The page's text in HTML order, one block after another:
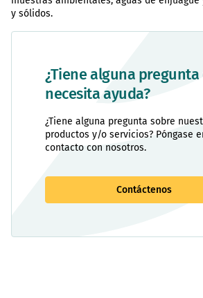
y sólidos.
¿Tiene alguna pregunta
necesita ayuda?
¿Tiene alguna pregunta sobre
productos y/o servicios? Póngase
contacto con nosotros.
Contáctenos